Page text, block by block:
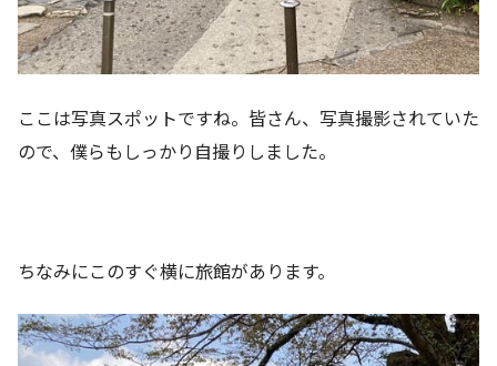
ここは写真スポットですね。皆さん、写真撮影されていた
ので、僕らもしっかり自撮りしました。
ちなみにこのすぐ横に旅館があります。